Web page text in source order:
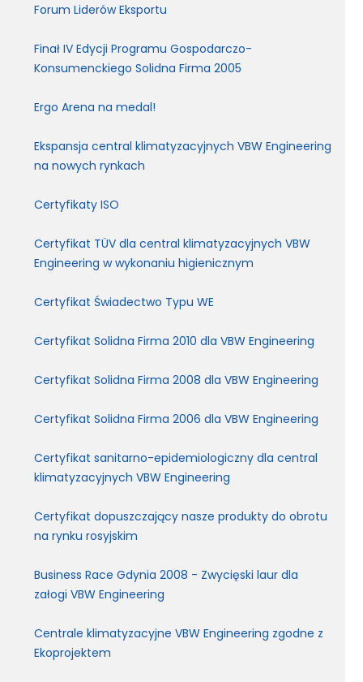
Forum Liderów Eksportu
Finał IV Edycji Programu Gospodarczo-
Konsumenckiego Solidna Firma 2005
Ergo Arena na medal!
Ekspansja central klimatyzacyjnych VBW Engineering
na nowych rynkach
Certyfikaty ISO
Certyfikat TÜV dla central klimatyzacyjnych VBW
Engineering w wykonaniu higienicznym
Certyfikat Świadectwo Typu WE
Certyfikat Solidna Firma 2010 dla VBW Engineering
Certyfikat Solidna Firma 2008 dla VBW Engineering
Certyfikat Solidna Firma 2006 dla VBW Engineering
Certyfikat sanitarno-epidemiologiczny dla central
klimatyzacyjnych VBW Engineering
Certyfikat dopuszczający nasze produkty do obrotu
na rynku rosyjskim
Business Race Gdynia 2008 - Zwycięski laur dla
załogi VBW Engineering
Centrale klimatyzacyjne VBW Engineering zgodne z
Ekoprojektem